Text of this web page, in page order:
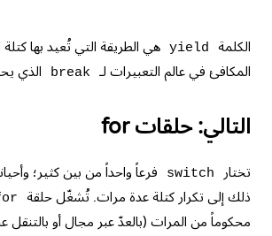
الكلمة yield هي الطريقة التي تُعيد بها
المكافئ في عالم التعبيرات لـ
break الذي
التالي: حلقات for
تختار switch
فرعاً واحداً من بين كثير؛
ذلك إلى تكرار كتلة عدة مرات. تُشغّل حلقة
محكوماً من المرات (بالعدّ عبر مجال أو